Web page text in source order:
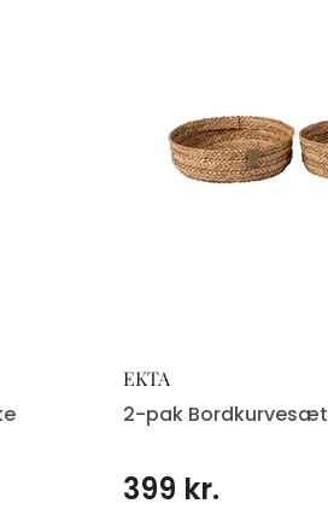
EKTA
2-pak Bordkurvesæt
399 kr.